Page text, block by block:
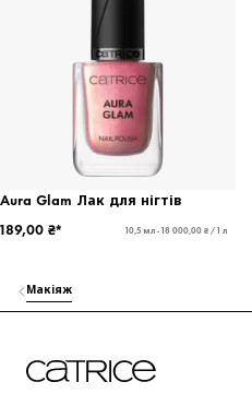
Aura Glam Лак для нігтів
189,00 ₴*
10,5 мл - 18 000,00 ₴ / 1 л
Макіяж